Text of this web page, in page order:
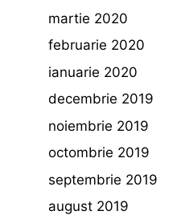
martie 2020
februarie 2020
ianuarie 2020
decembrie 2019
noiembrie 2019
octombrie 2019
septembrie 2019
august 2019